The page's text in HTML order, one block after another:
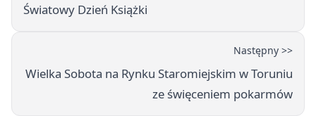
Światowy Dzień Książki
Następny >>
Wielka Sobota na Rynku Staromiejskim w Toruniu
ze święceniem pokarmów